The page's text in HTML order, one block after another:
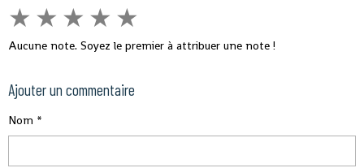
★ ★ ★ ★ ★
Aucune note. Soyez le premier à attribuer une note !
Ajouter un commentaire
Nom